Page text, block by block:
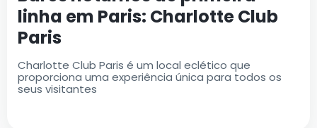
linha em Paris: Charlotte Club
Paris
Charlotte Club Paris é um local eclético que
proporciona uma experiência única para todos os
seus visitantes